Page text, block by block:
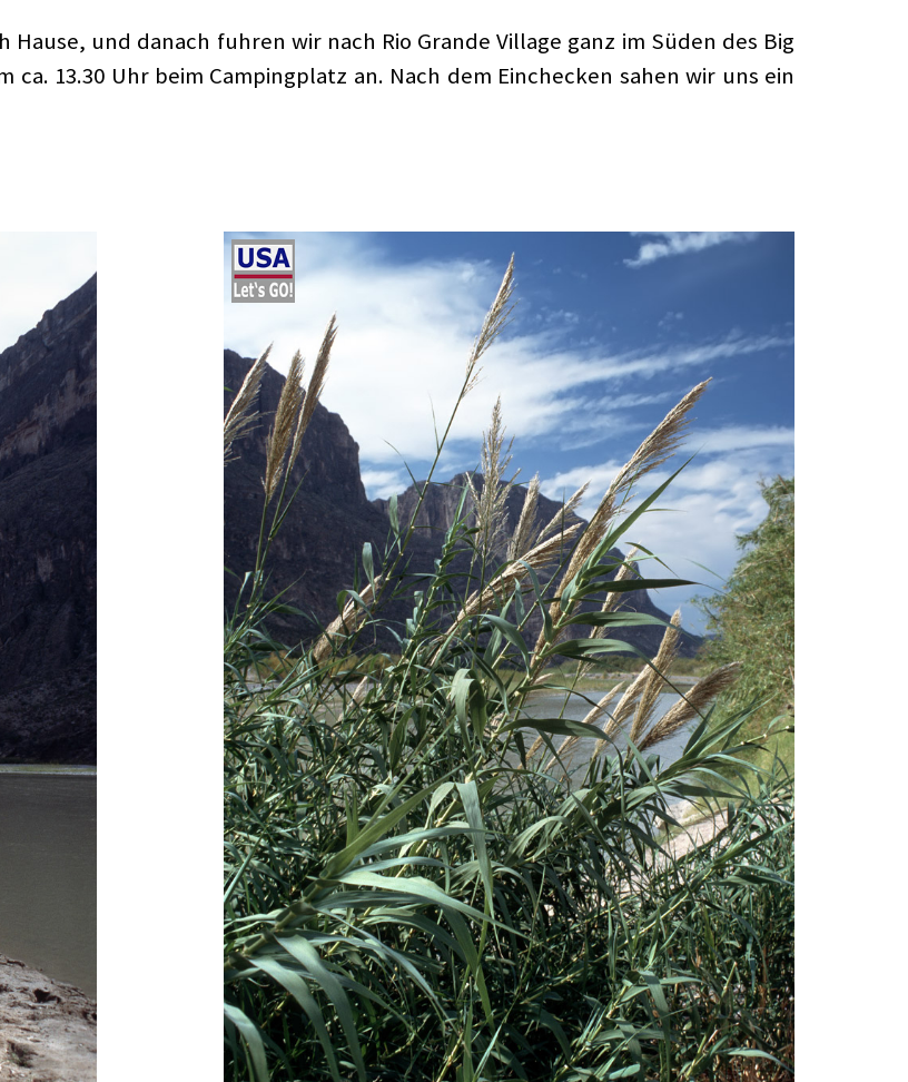
und danach fuhren wir nach Rio Grande Village ganz im Süden des Big
13.30 Uhr beim Campingplatz an. Nach dem Einchecken sahen wir uns ein